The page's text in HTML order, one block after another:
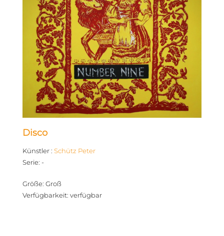
Disco
Künstler: Schütz Peter
Serie: -
Größe: Groß
Verfügbarkeit: verfügbar